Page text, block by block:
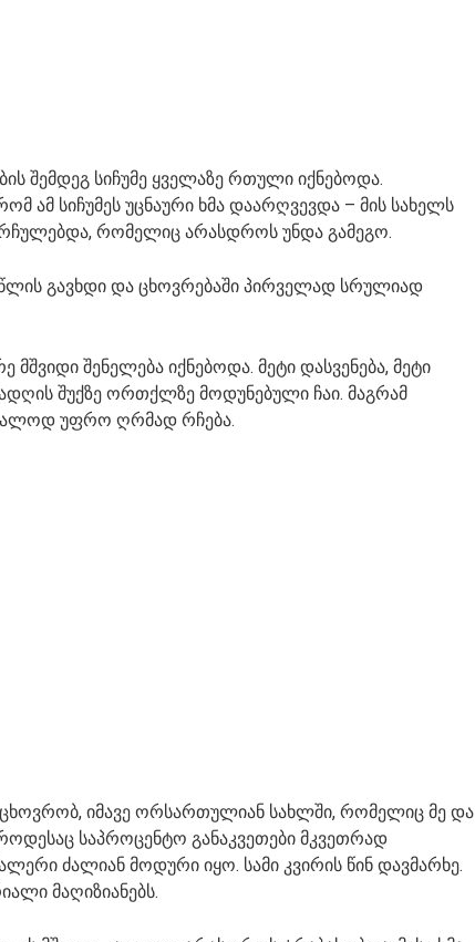
შემდეგ სიჩუმე ყველაზე რთული იქნებოდა.
ამ სიჩუმეს უცნაური ხმა დაარღვევდა – მის სახელს
რომელიც არასდროს უნდა გამეგო.
გავხდი და ცხოვრებაში პირველად სრულიად
შენელება იქნებოდა. მეტი დასვენება, მეტი
შუქზე ორთქლზე მოდუნებული ჩაი. მაგრამ
უფრო ღრმად რჩება.
იმავე ორსართულიან სახლში, რომელიც მე და
საპროცენტო განაკვეთები მკვეთრად
ძალიან მოდური იყო. სამი კვირის წინ დავმარხე.
მაღიზიანებს.